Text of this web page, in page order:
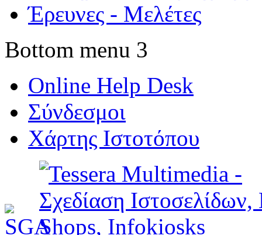
Έρευνες - Μελέτες
Bottom menu 3
Online Help Desk
Σύνδεσμοι
Χάρτης Ιστοτόπου